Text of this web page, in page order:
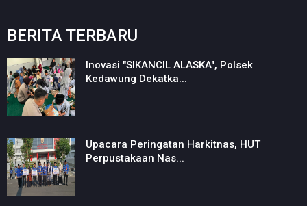
BERITA TERBARU
Inovasi "SIKANCIL ALASKA", Polsek
Kedawung Dekatka...
Upacara Peringatan Harkitnas, HUT
Perpustakaan Nas...